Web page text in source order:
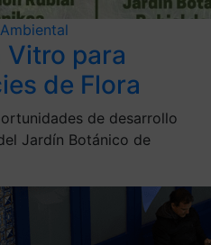
Vitro para
de Flora
de desarrollo
Jardín Botánico de